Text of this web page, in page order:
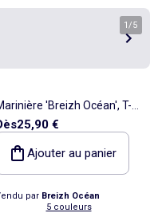
1 /5
'Breizh Océan', T-
rayé Manches Longues,
épais en Coton Bio - Mixte,
ou Femme
25,90 €
Ajouter au panier
par Breizh Océan
5 couleurs